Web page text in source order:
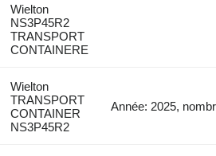
Wielton
NS3P45R2
TRANSPORT
CONTAINERE
Wielton
TRANSPORT
CONTAINER
NS3P45R2
Année: 2025,